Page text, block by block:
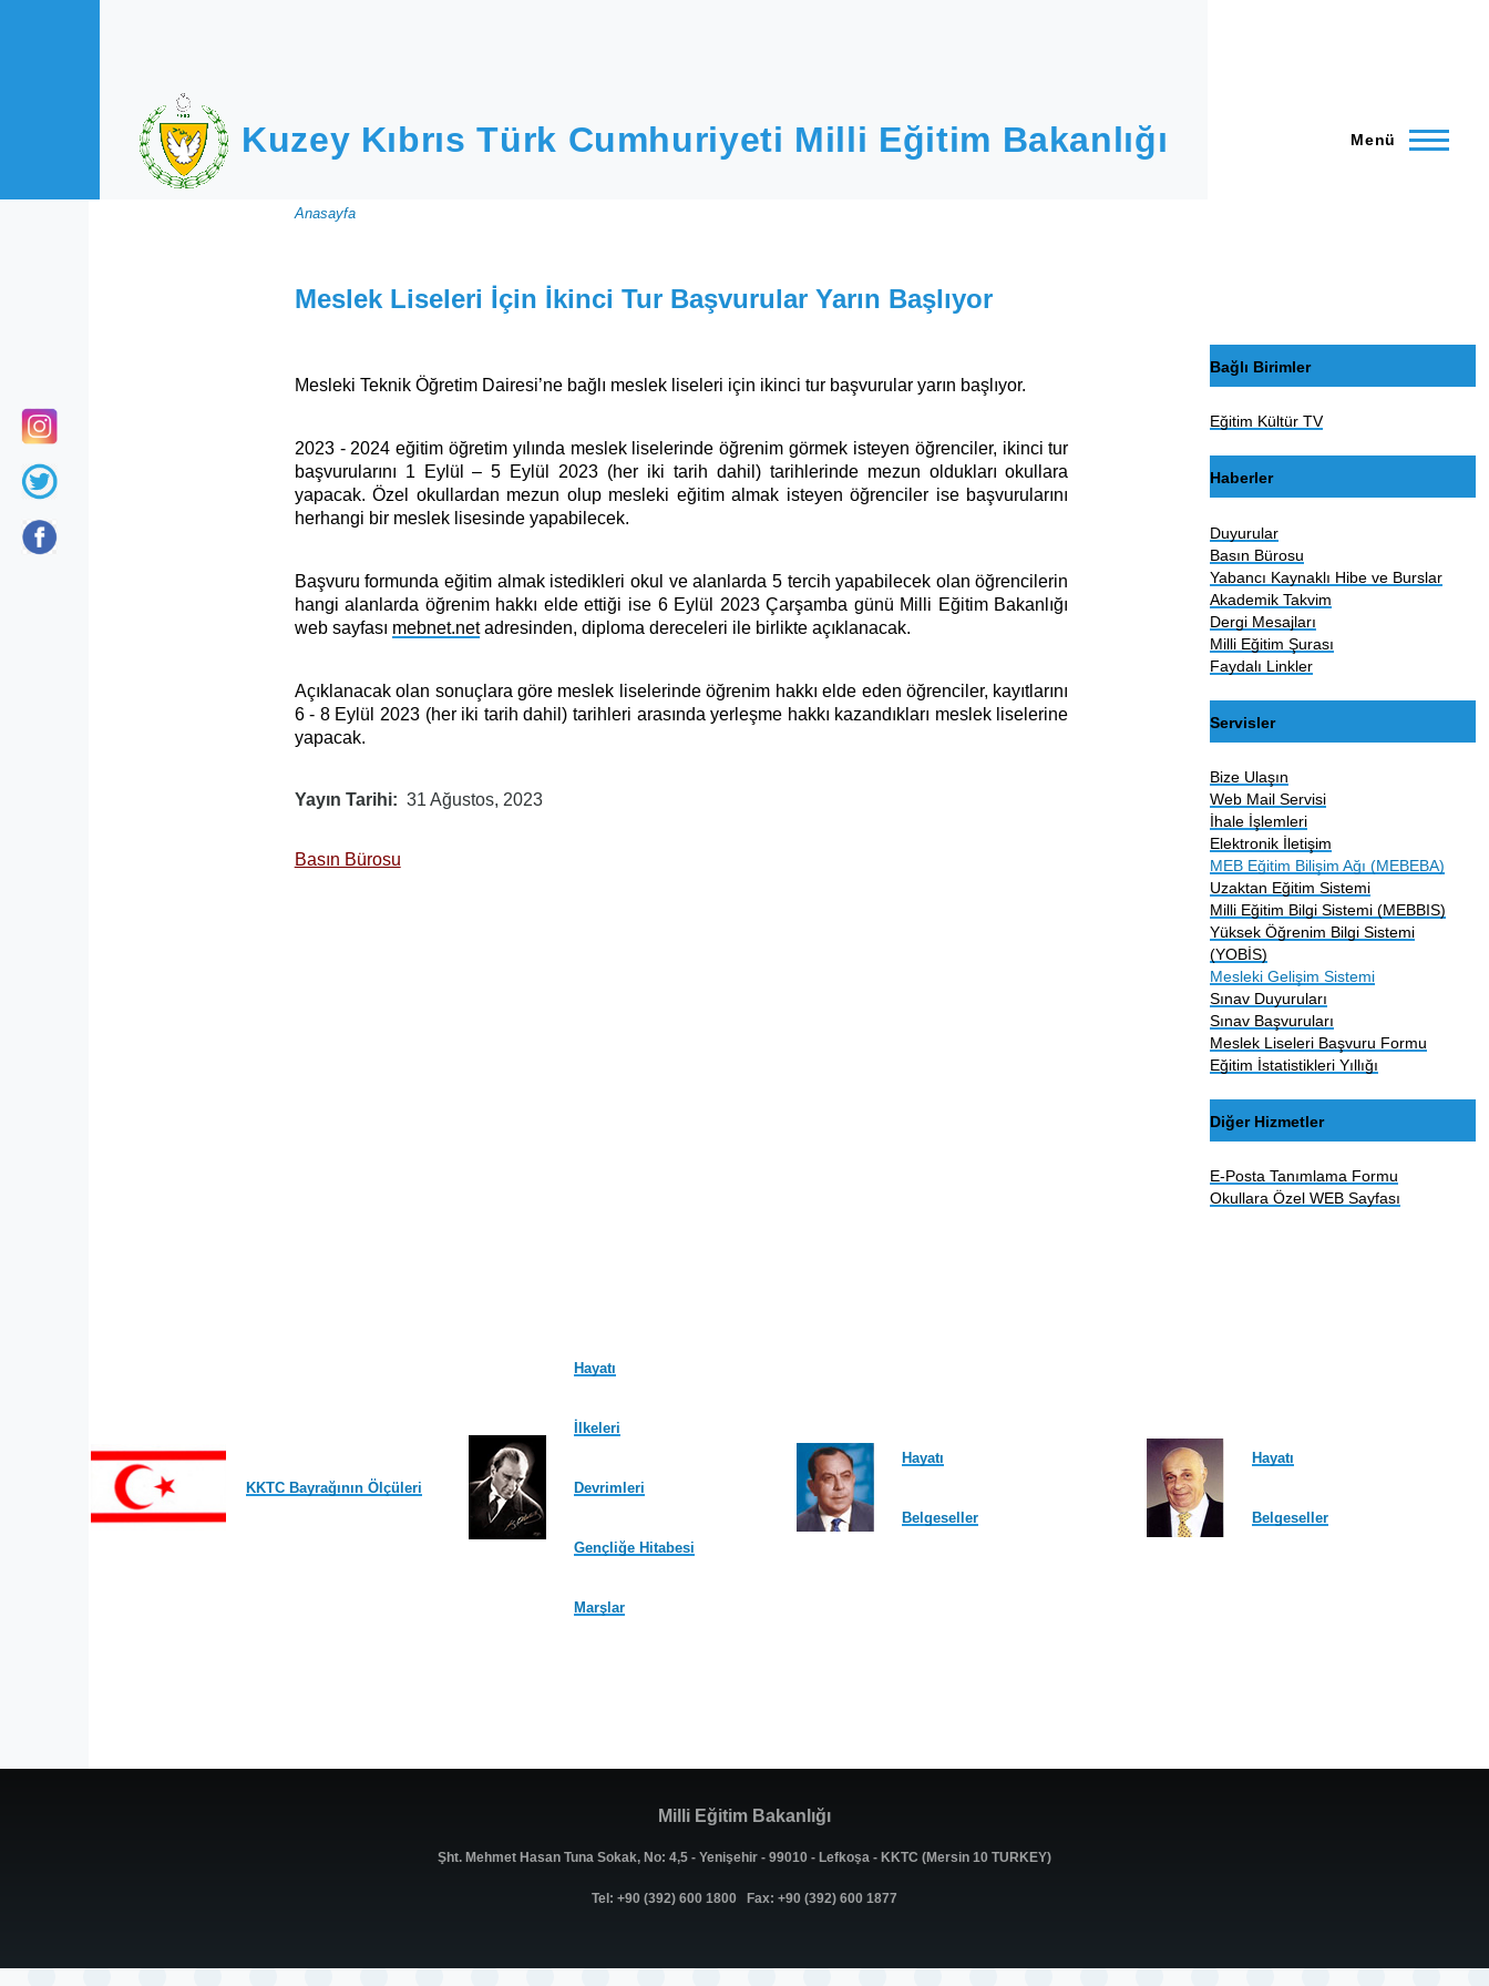
Kuzey Kıbrıs Türk Cumhuriyeti Milli Eğitim Bakanlığı Menü
Sayfa
yolu
Anasayfa
Meslek Liseleri İçin İkinci Tur Başvurular Yarın Başlıyor
Mesleki Teknik Öğretim Dairesi’ne bağlı meslek liseleri için ikinci tur başvurular yarın başlıyor.
2023 - 2024 eğitim öğretim yılında meslek liselerinde öğrenim görmek isteyen öğrenciler, ikinci tur
başvurularını 1 Eylül – 5 Eylül 2023 (her iki tarih dahil) tarihlerinde mezun oldukları okullara
yapacak. Özel okullardan mezun olup mesleki eğitim almak isteyen öğrenciler ise başvurularını
herhangi bir meslek lisesinde yapabilecek.
Başvuru formunda eğitim almak istedikleri okul ve alanlarda 5 tercih yapabilecek olan öğrencilerin
hangi alanlarda öğrenim hakkı elde ettiği ise 6 Eylül 2023 Çarşamba günü Milli Eğitim Bakanlığı
web sayfası mebnet.netadresinden, diploma dereceleri ile birlikte açıklanacak.
Açıklanacak olan sonuçlara göre meslek liselerinde öğrenim hakkı elde eden öğrenciler, kayıtlarını
6 - 8 Eylül 2023 (her iki tarih dahil) tarihleri arasında yerleşme hakkı kazandıkları meslek liselerine
yapacak.
Yayın Tarihi 31 Ağustos, 2023
Basın Bürosu
Bağlı Birimler
Eğitim Kültür TV
Haberler
Duyurular
Basın Bürosu
Yabancı Kaynaklı Hibe ve Burslar
Akademik Takvim
Dergi Mesajları
Milli Eğitim Şurası
Faydalı Linkler
Servisler
Bize Ulaşın
Web Mail Servisi
İhale İşlemleri
Elektronik İletişim
MEB Eğitim Bilişim Ağı (MEBEBA)
Uzaktan Eğitim Sistemi
Milli Eğitim Bilgi Sistemi (MEBBIS)
Yüksek Öğrenim Bilgi Sistemi
(YOBİS)
Mesleki Gelişim Sistemi
Sınav Duyuruları
Sınav Başvuruları
Meslek Liseleri Başvuru Formu
Eğitim İstatistikleri Yıllığı
Diğer Hizmetler
E-Posta Tanımlama Formu
Okullara Özel WEB Sayfası
KKTC Bayrağının Ölçüleri
Hayatı
İlkeleri
Devrimleri
Gençliğe Hitabesi
Marşlar
Hayatı
Belgeseller
Hayatı
Belgeseller
Milli Eğitim Bakanlığı
Şht. Mehmet Hasan Tuna Sokak, No: 4,5 - Yenişehir - 99010 - Lefkoşa - KKTC (Mersin 10 TURKEY)
Tel: +90 (392) 600 1800 Fax: +90 (392) 600 1877